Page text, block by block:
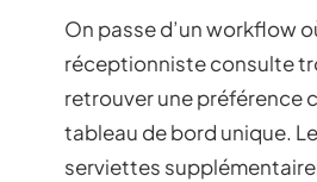
On passe d’un workflow
réceptionniste consulte
retrouver une préférence
tableau de bord unique.
serviettes